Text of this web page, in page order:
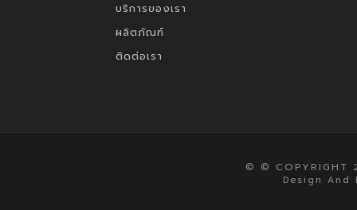
บริการของเรา
ผลิตภัณฑ์
ติดต่อเรา
© © COPYRIGHT
Design And